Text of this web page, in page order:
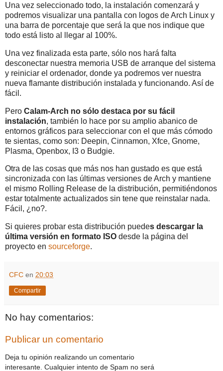
Una vez seleccionado todo, la instalación comenzará y
podremos visualizar una pantalla con logos de Arch Linux y
una barra de porcentaje que será la que nos indique que
todo está listo al llegar al 100%.
Una vez finalizada esta parte, sólo nos hará falta
desconectar nuestra memoria USB de arranque del sistema
y reiniciar el ordenador, donde ya podremos ver nuestra
nueva flamante distribución instalada y funcionando. Así de
fácil.
Pero Calam-Arch no sólo destaca por su fácil
instalación, también lo hace por su amplio abanico de
entornos gráficos para seleccionar con el que más cómodo
te sientas, como son: Deepin, Cinnamon, Xfce, Gnome,
Plasma, Openbox, I3 o Budgie.
Otra de las cosas que más nos han gustado es que está
sincronizada con las últimas versiones de Arch y mantiene
el mismo Rolling Release de la distribución, permitiéndonos
estar totalmente actualizados sin tene que reinstalar nada.
Fácil, ¿no?.
Si quieres probar esta distribución puedes descargar la
última versión en formato ISO desde la página del
proyecto en sourceforge.
CFC en 20:03
Compartir
No hay comentarios:
Publicar un comentario
Deja tu opinión realizando un comentario
interesante. Cualquier intento de Spam no será